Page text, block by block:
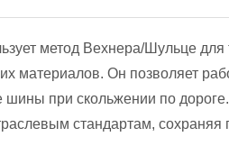
метод Вехнера/Шульце
материалов. Он позволяет
при скольжении по
стандартам,